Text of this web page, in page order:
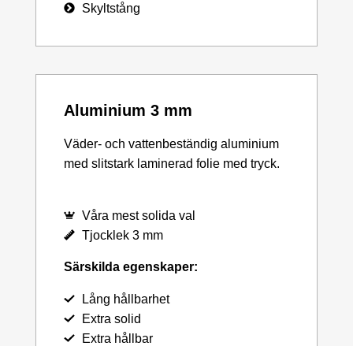
Skyltstång
Aluminium 3 mm
Väder- och vattenbeständig aluminium
med slitstark laminerad folie med tryck.
Våra mest solida val
Tjocklek 3 mm
Särskilda egenskaper:
Lång hållbarhet
Extra solid
Extra hållbar